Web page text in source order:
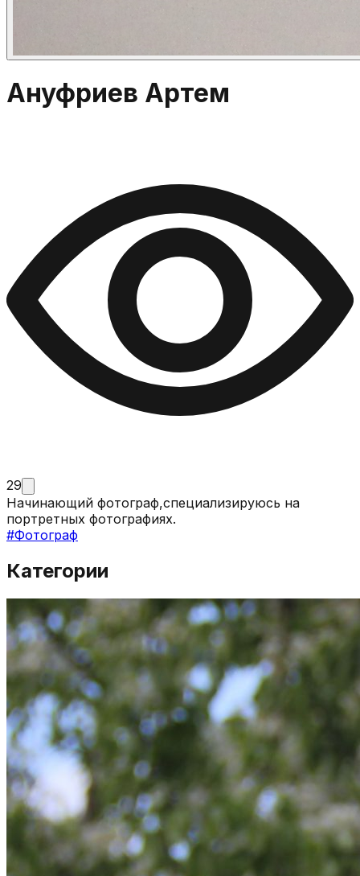
Ануфриев Артем
29
Начинающий фотограф,специализируюсь на
портретных фотографиях.
#Фотограф
Категории